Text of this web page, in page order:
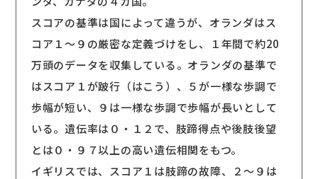
スコアの基準は国によって違うが、オランダはス
コア１〜９の厳密な定義づけをし、１年間で約20
万頭のデータを収集している。オランダの基準で
はスコア１が跛行（はこう）、５が一様な歩調で
歩幅が短い、９は一様な歩調で歩幅が長いとして
いる。遺伝率は０・１２で、肢蹄得点や後肢後望
とは０・９７以上の高い遺伝相関をもつ。
イギリスでは、スコア１は肢蹄の故障、２〜９は